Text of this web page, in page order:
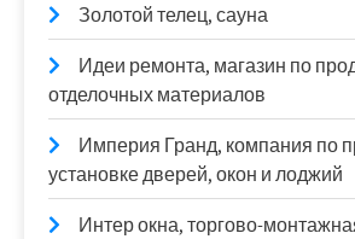
Золотой телец, сауна
Идеи ремонта, магазин по
отделочных материалов
Империя Гранд, компания по
установке дверей, окон и лоджий
Интер окна, торгово-